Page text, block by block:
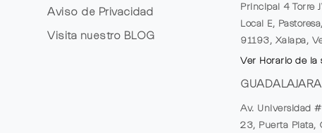
Aviso de Privacidad
Visita nuestro BLOG
Principal 4 Torre
Local E,
91193, Xalapa,
Ver Horario de la
GUADALAJARA
Av. Universidad
23, Puerta Plata,